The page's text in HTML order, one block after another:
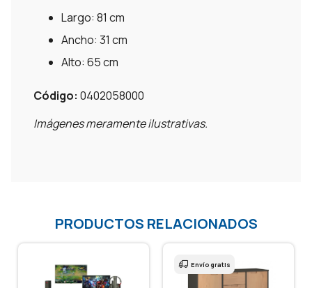
Largo: 81 cm
Ancho: 31 cm
Alto: 65 cm
Código: 0402058000
Imágenes meramente ilustrativas.
PRODUCTOS RELACIONADOS
Envío gratis